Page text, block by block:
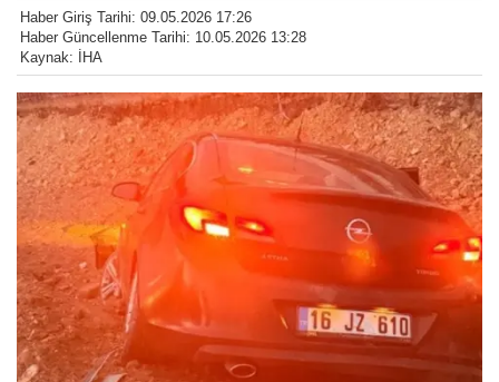
Haber Giriş Tarihi: 09.05.2026 17:26
Haber Güncellenme Tarihi: 10.05.2026 13:28
Kaynak: İHA